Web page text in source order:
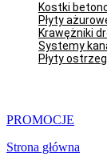
Kostki
Płyty
Krawężniki
Systemy
Płyty
PROMOCJE
Strona główna